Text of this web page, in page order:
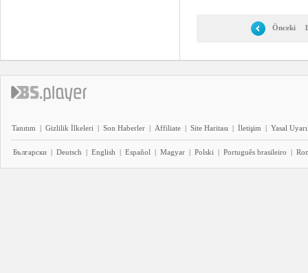
Önceki
Tanıtım | Gizlilik İlkeleri | Son Haberler | Affiliate | Site Haritası | İletişim | Yasal
Български | Deutsch | English | Español | Magyar | Polski | Português brasileiro |